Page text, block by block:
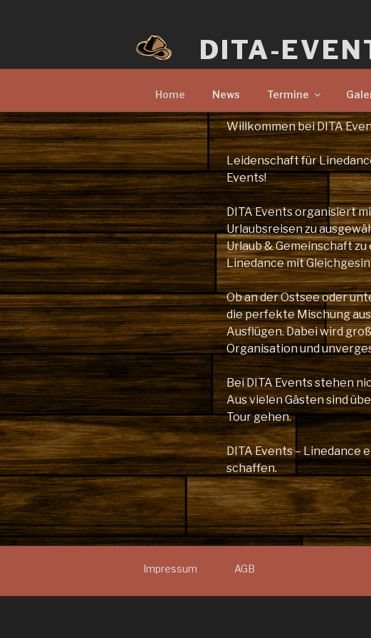
DITA-
Home News Termine
Willkommen bei DITA
Leidenschaft für
Events!
DITA Events organisiert
Urlaubsreisen zu
Urlaub & Gemeinschaft
Linedance mit
Ob an der Ostsee oder
die perfekte Mischung
Ausflügen. Dabei wird
Organisation und
Bei DITA Events stehen
Aus vielen Gästen sind
Tour gehen.
DITA Events – Linedance
schaffen.
Impressum AGB